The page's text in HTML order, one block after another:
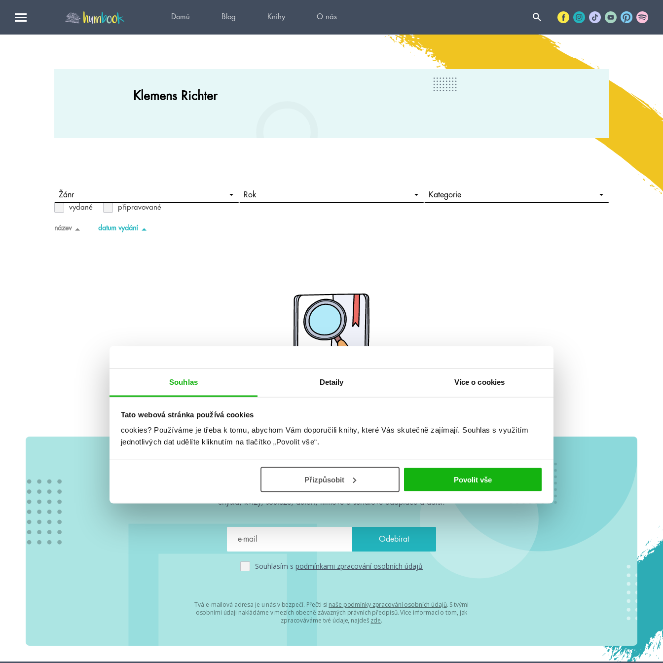
Souhlas Detaily Více o cookies
Tato webová stránka používá cookies
cookies? Používáme je třeba k tomu, abychom Vám doporučili knihy, které Vás skutečně zajímají. Souhlas s využitím
jednotlivých dat udělíte kliknutím na tlačítko „Povolit vše“.
Přizpůsobit Povolit vše
Domů Blog Knihy O nás
Klemens Richter
Žánr Rok Kategorie
vydané připravované
název datum vydání
#HumbookNews
Vše kolem #youngadult každý měsíc rovnou do mailu! Nové knihy, co se
chystá, kvízy, soutěže, autoři, filmové a seriálové adaptace a další.
Souhlasím s podmínkami zpracování osobních údajů
Tvá e-mailová adresa je u nás v bezpečí. Přečti si naše podmínky zpracování osobních údajů. S tvými
osobními údaji nakládáme v mezích obecně závazných právních předpisů. Více informací o tom, jak
zpracováváme tvé údaje, najdeš zde.